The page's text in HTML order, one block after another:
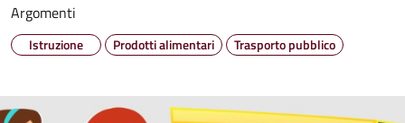
Argomenti
Istruzione Prodotti alimentari Trasporto pubblico